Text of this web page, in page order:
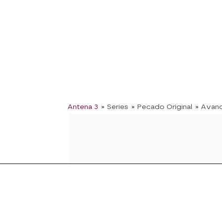
Antena 3 » Series » Pecado Original »